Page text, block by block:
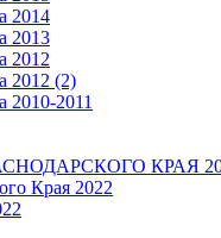
2014
2013
2012
2012 (2)
2010-2011
КРАЯ
Края 2022